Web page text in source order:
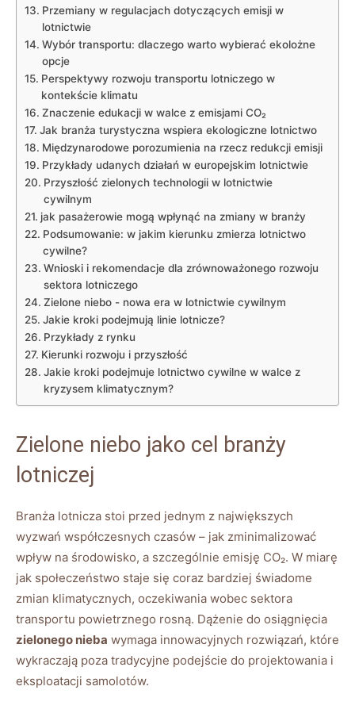
Przemiany‌ w regulacjach dotyczących ⁤emisji ​w
⁢lotnictwie
Wybór transportu: dlaczego warto wybierać ekolożne
opcje
Perspektywy rozwoju transportu lotniczego w‍
kontekście klimatu
Znaczenie edukacji ​w walce ‍z emisjami CO₂
Jak branża turystyczna wspiera ekologiczne lotnictwo
Międzynarodowe porozumienia‌ na rzecz redukcji emisji
Przykłady udanych działań​ w europejskim lotnictwie
Przyszłość zielonych technologii w lotnictwie
cywilnym
jak‍ pasażerowie mogą wpłynąć na zmiany w ⁤branży
Podsumowanie: ‌w ⁢jakim kierunku zmierza⁢ lotnictwo
cywilne?
Wnioski‌ i rekomendacje dla zrównoważonego rozwoju
sektora⁣ lotniczego
Zielone niebo -​ nowa ⁤era w lotnictwie cywilnym
Jakie kroki podejmują linie lotnicze?
Przykłady‌ z⁤ rynku
Kierunki ‌rozwoju i przyszłość
Jakie kroki podejmuje lotnictwo cywilne w walce z
kryzysem klimatycznym?
Zielone niebo jako cel branży
lotniczej
Branża lotnicza stoi przed jednym z największych
wyzwań​ współczesnych czasów – jak zminimalizować
wpływ na środowisko, a szczególnie emisję CO₂. W miarę
⁢jak społeczeństwo staje ⁤się coraz bardziej świadome
zmian klimatycznych, oczekiwania wobec sektora
transportu ​powietrznego ​rosną. Dążenie ‍do osiągnięcia
zielonego nieba wymaga innowacyjnych rozwiązań, które
wykraczają poza tradycyjne podejście ⁢do projektowania i
eksploatacji samolotów.